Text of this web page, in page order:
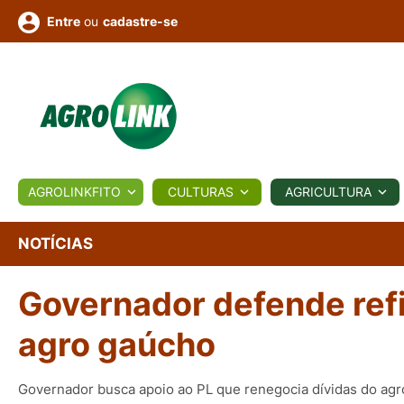
BIOLÓGICOS COTAÇÕES NOTÍCIAS
Conversor Colunistas Eventos
e
Vídeos
Entre ou cadastre-se
AGROLINKFITO CULTURAS AGRICULTURA
NOTÍCIAS
Governador defende
agro gaúcho
Governador busca apoio ao PL que renegocia dívidas do